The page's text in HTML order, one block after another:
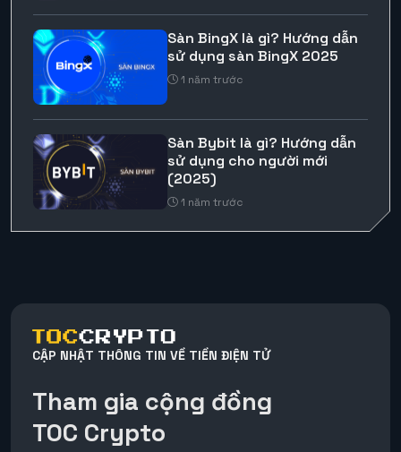
Sàn BingX là gì? Hướng dẫn
sử dụng sàn BingX 2025
1 năm trước
Sàn Bybit là gì? Hướng dẫn
sử dụng cho người mới
(2025)
1 năm trước
CẬP NHẬT THÔNG TIN VỀ TIỀN ĐIỆN TỬ
Tham gia cộng đồng
TOC Crypto